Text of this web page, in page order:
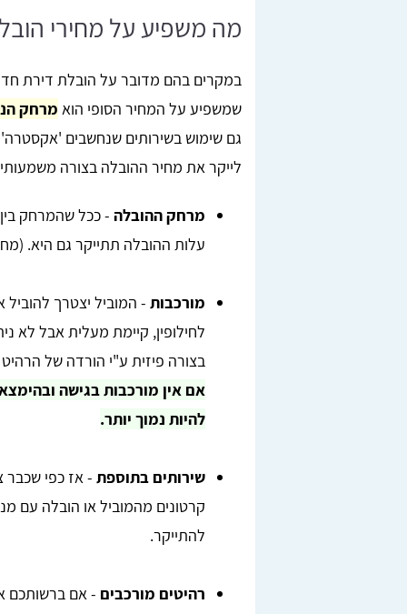
מה משפיע על מחירי
במקרים בהם מדובר על הובלת דירת
שמשפיע על המחיר הסופי הוא מרחק
גם שימוש בשירותים שנחשבים
לייקר את מחיר ההובלה בצורה
מרחק ההובלה - ככל שהמרחק
עלות ההובלה תתייקר גם היא.
מורכבות - המוביל יצטרך
לחילופין, קיימת מעלית אבל לא
בצורה פיזית ע"י הורדה של
אם אין מורכבות בגישה
להיות נמוך יותר.
שירותים בתוספת - אז כפי שכבר
קרטונים מהמוביל או הובלה עם
להתייקר.
רהיטים מורכבים - אם ברשותכם